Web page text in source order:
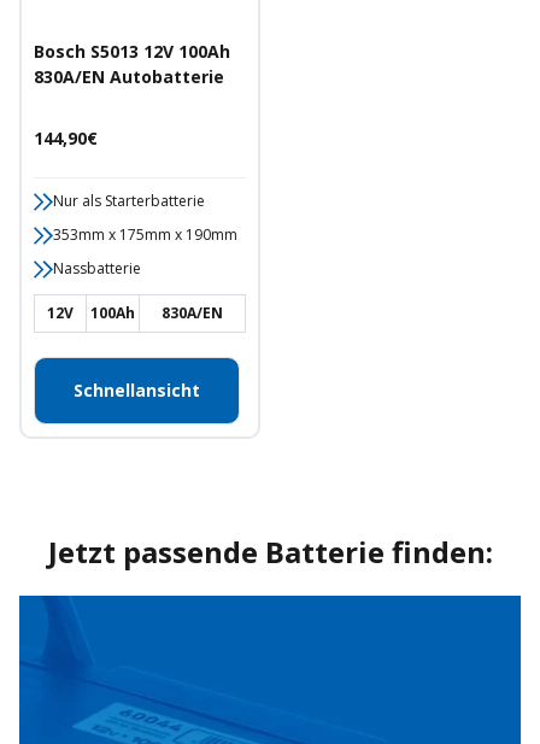
Bosch S5013 12V 100Ah
830A/EN Autobatterie
Angebotspreis
144,90€
Nur als Starterbatterie
353mm x 175mm x 190mm
Nassbatterie
12V 100Ah 830A/EN
Schnellansicht
Jetzt passende Batterie finden: